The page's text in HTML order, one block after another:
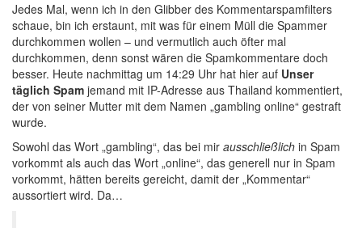
Jedes Mal, wenn ich in den Glibber des Kommentarspamfilters
schaue, bin ich erstaunt, mit was für einem Müll die Spammer
durchkommen wollen – und vermutlich auch öfter mal
durchkommen, denn sonst wären die Spamkommentare doch
besser. Heute nachmittag um 14:29 Uhr hat hier auf Unser
täglich Spam jemand mit IP-Adresse aus Thailand kommentiert,
der von seiner Mutter mit dem Namen „gambling online“ gestraft
wurde.
Sowohl das Wort „gambling“, das bei mir ausschließlich in Spam
vorkommt als auch das Wort „online“, das generell nur in Spam
vorkommt, hätten bereits gereicht, damit der „Kommentar“
aussortiert wird. Da…